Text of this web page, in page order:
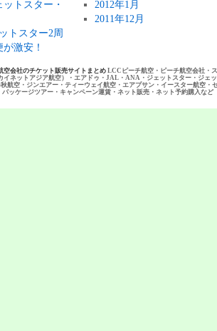
トスター・
トスター2周
激安！
2012年1月
2011年12月
空会社のチケット販売サイトまとめ LCCピーチ航空・ピーチ航空会社・
イネットアジア航空）・エアドゥ・JAL・ANA・ジェットスター・ジェ
航空・ジンエアー・ティーウェイ航空・エアプサン・イースター航空
ッケージツアー・キャンペーン運賃・ネット販売・ネット予約購入など